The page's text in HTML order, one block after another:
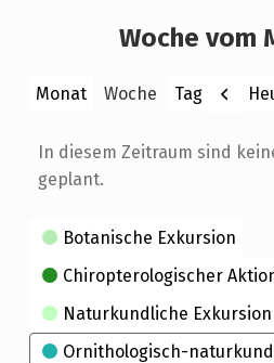
Woche vom
Monat Woche Tag
In diesem Zeitraum sind
geplant.
Kategorien
Botanische Exkursion
Chiropterologischer
Naturkundliche Exkursion
Ornithologisch-